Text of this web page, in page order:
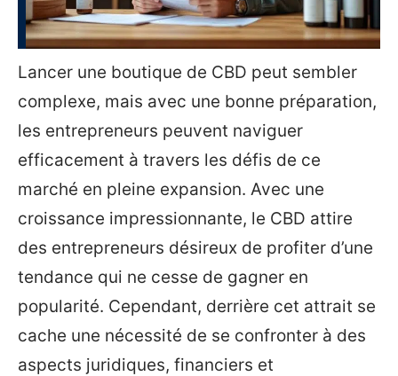
Lancer une boutique de CBD peut sembler
complexe, mais avec une bonne préparation,
les entrepreneurs peuvent naviguer
efficacement à travers les défis de ce
marché en pleine expansion. Avec une
croissance impressionnante, le CBD attire
des entrepreneurs désireux de profiter d’une
tendance qui ne cesse de gagner en
popularité. Cependant, derrière cet attrait se
cache une nécessité de se confronter à des
aspects juridiques, financiers et